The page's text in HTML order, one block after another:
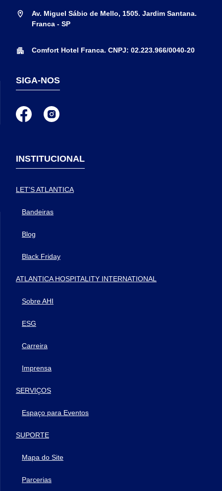
Av. Miguel Sábio de Mello, 1505. Jardim Santana.
Franca - SP
Comfort Hotel Franca. CNPJ: 02.223.966/0040-20
SIGA-NOS
INSTITUCIONAL
LET'S ATLANTICA
Bandeiras
Blog
Black Friday
ATLANTICA HOSPITALITY INTERNATIONAL
Sobre AHI
ESG
Carreira
Imprensa
SERVIÇOS
Espaço para Eventos
SUPORTE
Mapa do Site
Parcerias